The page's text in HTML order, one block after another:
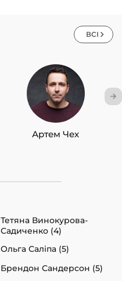
ВСІ
Артем Чех
Тетяна Винокурова-
Садиченко (4)
Ольга Саліпа (5)
Брендон Сандерсон (5)